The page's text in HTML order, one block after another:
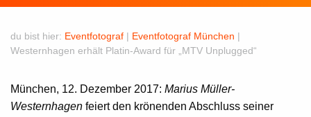
du bist hier: Eventfotograf | Eventfotograf München |
Westernhagen erhält Platin-Award für „MTV Unplugged“
München, 12. Dezember 2017: Marius Müller-
Westernhagen feiert den krönenden Abschluss seiner